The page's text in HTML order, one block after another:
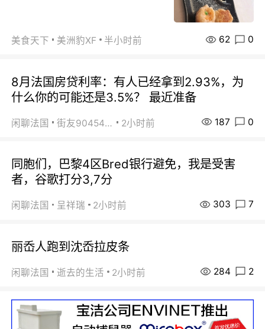
美食天下 美洲豹XF 半小时前 62 0
8月法国房贷利率：有人已经拿到2.93%，为
什么你的可能还是3.5%？ 最近准备
闲聊法国 街友90454511 2小时前 187 0
同胞们，巴黎4区Bred银行避免，我是受害
者，谷歌打分3,7分
闲聊法国 呈祥瑞 2小时前 303 7
丽岙人跑到沈岙拉皮条
闲聊法国 逝去的生活 2小时前 284 2